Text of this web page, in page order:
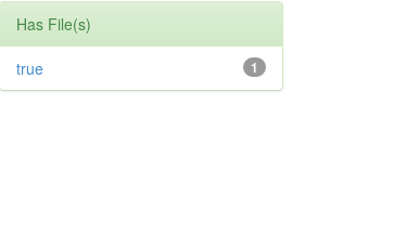
Has File(s)
1
true